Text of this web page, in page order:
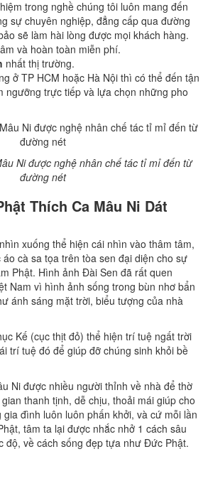
trong nghề chúng tôi luôn mang đến
sự chuyên nghiệp, đẳng cấp qua đường
sẽ làm hài lòng được mọi khách hàng.
và hoàn toàn miễn phí.
nhất thị trường.
ở TP HCM hoặc Hà Nội thì có thể đến tận
ngưỡng trực tiếp và lựa chọn những pho
Ni được nghệ nhân chế tác tỉ mỉ đến từ
đường nét
Thích Ca Mâu Ni Dát
xuống thể hiện cái nhìn vào thâm tâm,
cà sa tọa trên tòa sen đại diện cho sự
Phật. Hình ảnh Đài Sen đã rất quen
Nam vì hình ảnh sống trong bùn nhơ bẩn
ánh sáng mặt trời, biểu tượng của nhà
Kế (cục thịt đỏ) thể hiện trí tuệ ngất trời
trí tuệ đó để giúp đỡ chúng sinh khỏi bề
Ni được nhiều người thỉnh về nhà để thờ
thanh tịnh, dễ chịu, thoải mái giúp cho
đình luôn luôn phấn khởi, và cứ mỗi lần
tâm ta lại được nhắc nhở 1 cách sâu
độ, về cách sống đẹp tựa như Đức Phật.